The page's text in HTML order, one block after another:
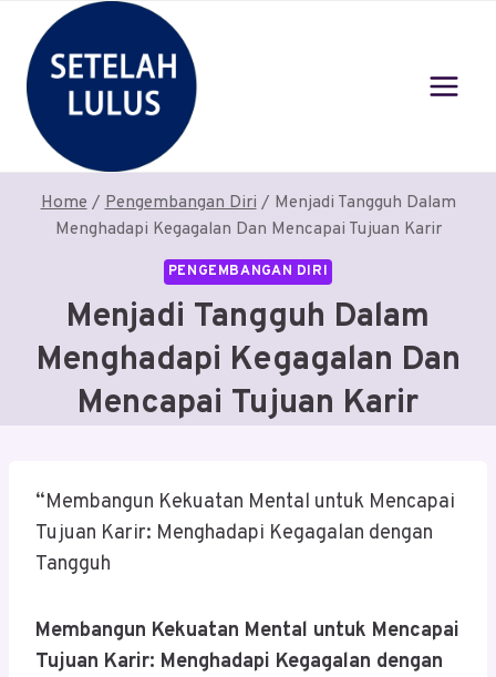
content
Home / Pengembangan Diri / Menjadi Tangguh Dalam
Menghadapi Kegagalan Dan Mencapai Tujuan Karir
PENGEMBANGAN DIRI
Menjadi Tangguh Dalam
Menghadapi Kegagalan Dan
Mencapai Tujuan Karir
“Membangun Kekuatan Mental untuk Mencapai
Tujuan Karir: Menghadapi Kegagalan dengan
Tangguh
Membangun Kekuatan Mental untuk Mencapai
Tujuan Karir: Menghadapi Kegagalan dengan